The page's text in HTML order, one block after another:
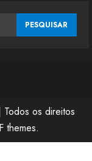
os direitos
themes.